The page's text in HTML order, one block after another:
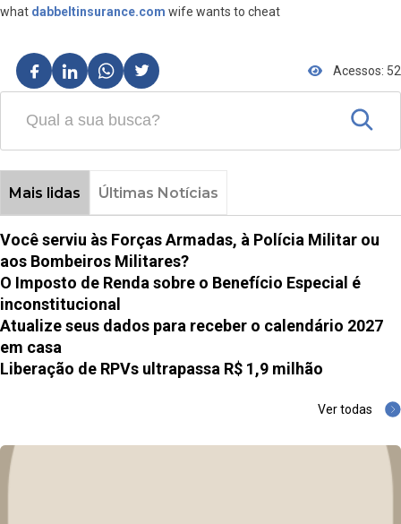
what dabbeltinsurance.com wife wants to cheat
Acessos: 52
Mais lidas Últimas Notícias
Você serviu às Forças Armadas, à Polícia Militar ou
aos Bombeiros Militares?
O Imposto de Renda sobre o Benefício Especial é
inconstitucional
Atualize seus dados para receber o calendário 2027
em casa
Liberação de RPVs ultrapassa R$ 1,9 milhão
Ver todas